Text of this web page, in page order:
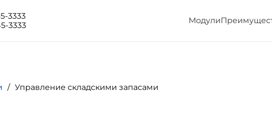
3333
3333
Модули
Управление складскими запасами